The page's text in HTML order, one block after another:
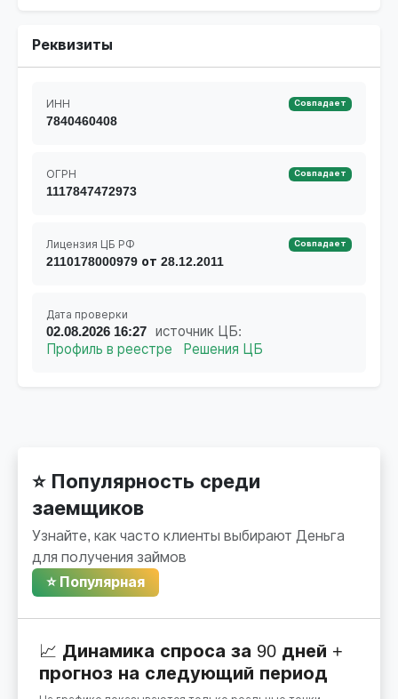
Реквизиты
ИНН Совпадает
7840460408
ОГРН Совпадает
1117847472973
Лицензия ЦБ РФ Совпадает
2110178000979 от 28.12.2011
Дата проверки
02.08.2026 16:27 источник ЦБ:
Профиль в реестре
Решения ЦБ
⭐ Популярность среди
заемщиков
Узнайте, как часто клиенты выбирают Деньга
для получения займов
⭐ Популярная
📈 Динамика спроса за 90 дней +
прогноз на следующий период